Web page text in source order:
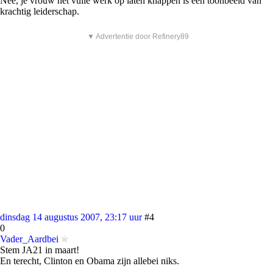
krachtig leiderschap.
▼ Advertentie door Refinery89
dinsdag 14 augustus 2007, 23:17 uur #4
0
Vader_Aardbei
Stem JA21 in maart!
En terecht, Clinton en Obama zijn allebei niks.